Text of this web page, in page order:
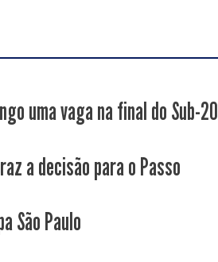
uma vaga na final do Sub-20
a decisão para o Passo
São Paulo